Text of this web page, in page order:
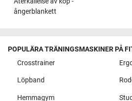
ångerblankett
POPULÄRA TRÄNINGSMASKINER PÅ
Crosstrainer
Löpband
Hemmagym